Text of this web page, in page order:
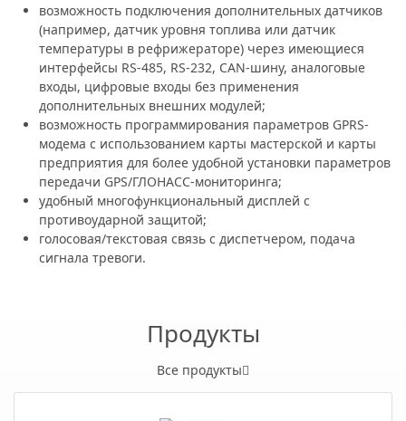
возможность подключения дополнительных датчиков
(например, датчик уровня топлива или датчик
температуры в рефрижераторе) через имеющиеся
интерфейсы RS-485, RS-232, CAN-шину, аналоговые
входы, цифровые входы без применения
дополнительных внешних модулей;
возможность программирования параметров GPRS-
модема с использованием карты мастерской и карты
предприятия для более удобной установки параметров
передачи GPS/ГЛОНАСС-мониторинга;
удобный многофункциональный дисплей с
противоударной защитой;
голосовая/текстовая связь с диспетчером, подача
сигнала тревоги.
Продукты
Все продукты